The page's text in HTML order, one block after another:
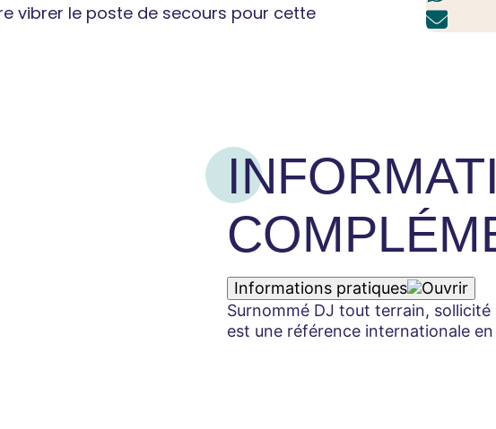
vibrer le poste de secours pour cette
Informations pratiques
Surnommé DJ tout terrain,
est une référence internationale